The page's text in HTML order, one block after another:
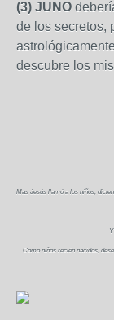
(3) JUNO
de los secretos,
descubre los
Mas Jesús llamó a los niños,
Como niños recién nacidos,